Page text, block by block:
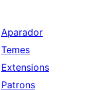
Aparador
Temes
Extensions
Patrons